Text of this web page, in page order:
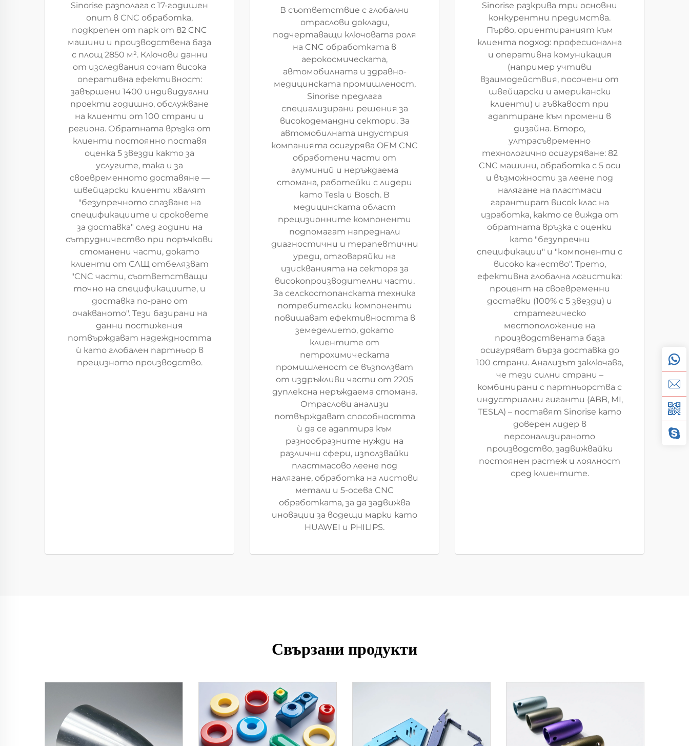
Sinorise разполага с 17-годишен
опит в CNC обработка,
подкрепен от парк от 82 CNC
машини и производствена база
с площ 2850 м². Ключови данни
от изследвания сочат висока
оперативна ефективност:
завършени 1400 индивидуални
проекти годишно, обслужване
на клиенти от 100 страни и
региона. Обратната връзка от
клиенти постоянно поставя
оценка 5 звезди както за
услугите, така и за
своевременното доставяне —
швейцарски клиенти хвалят
"безупречното спазване на
спецификациите и сроковете
за доставка" след години на
сътрудничество при поръчкови
стоманени части, докато
клиенти от САЩ отбелязват
"CNC части, съответстващи
точно на спецификациите, и
доставка по-рано от
очакваното". Тези базирани на
данни постижения
потвърждават надеждността
ѝ като глобален партньор в
прецизното производство.
В съответствие с глобални
отраслови доклади,
подчертаващи ключовата роля
на CNC обработката в
аерокосмическата,
автомобилната и здравно-
медицинската промишленост,
Sinorise предлага
специализирани решения за
високодемандни сектори. За
автомобилната индустрия
компанията осигурява OEM CNC
обработени части от
алуминий и неръждаема
стомана, работейки с лидери
като Tesla и Bosch. В
медицинската област
прецизионните компоненти
подпомагат напреднали
диагностични и терапевтични
уреди, отговаряйки на
изискванията на сектора за
високопроизводителни части.
За селскостопанската техника
потребителски компоненти
повишават ефективността в
земеделието, докато
клиентите от
петрохимическата
промишленост се възползват
от издръжливи части от 2205
дуплексна неръждаема стомана.
Отраслови анализи
потвърждават способността
ѝ да се адаптира към
разнообразните нужди на
различни сфери, използвайки
пластмасово леене под
налягане, обработка на листови
метали и 5-осева CNC
обработката, за да задвижва
иновации за водещи марки като
HUAWEI и PHILIPS.
Sinorise разкрива три основни
конкурентни предимства.
Първо, ориентираният към
клиента подход: професионална
и оперативна комуникация
(например учтиви
взаимодействия, посочени от
швейцарски и американски
клиенти) и гъвкавост при
адаптиране към промени в
дизайна. Второ,
ултрасъвременно
технологично осигуряване: 82
CNC машини, обработка с 5 оси
и възможности за леене под
налягане на пластмаси
гарантират висок клас на
изработка, както се вижда от
обратната връзка с оценки
като "безупречни
спецификации" и "компоненти с
високо качество". Трето,
ефективна глобална логистика:
процент на своевременни
доставки (100% с 5 звезди) и
стратегическо
местоположение на
производствената база
осигуряват бърза доставка до
100 страни. Анализът заключава,
че тези силни страни –
комбинирани с партньорства с
индустриални гиганти (ABB, MI,
TESLA) – поставят Sinorise като
доверен лидер в
персонализираното
производство, задвижвайки
постоянен растеж и лоялност
сред клиентите.
Свързани продукти